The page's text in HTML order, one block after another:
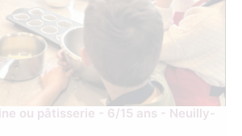
ou pâtisserie - 6/15 ans - Neuilly-